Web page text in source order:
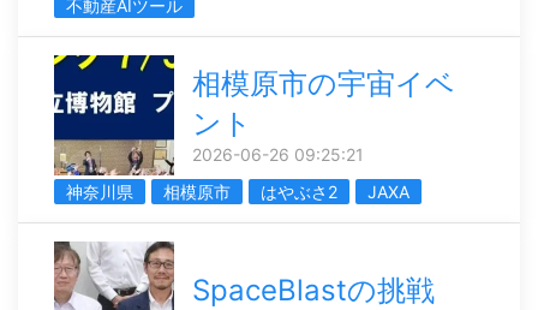
不動産AIツール
相模原市の宇宙イベ
ント
2026-06-26 09:25:21
神奈川県
相模原市 はやぶさ2 JAXA
SpaceBlastの挑戦